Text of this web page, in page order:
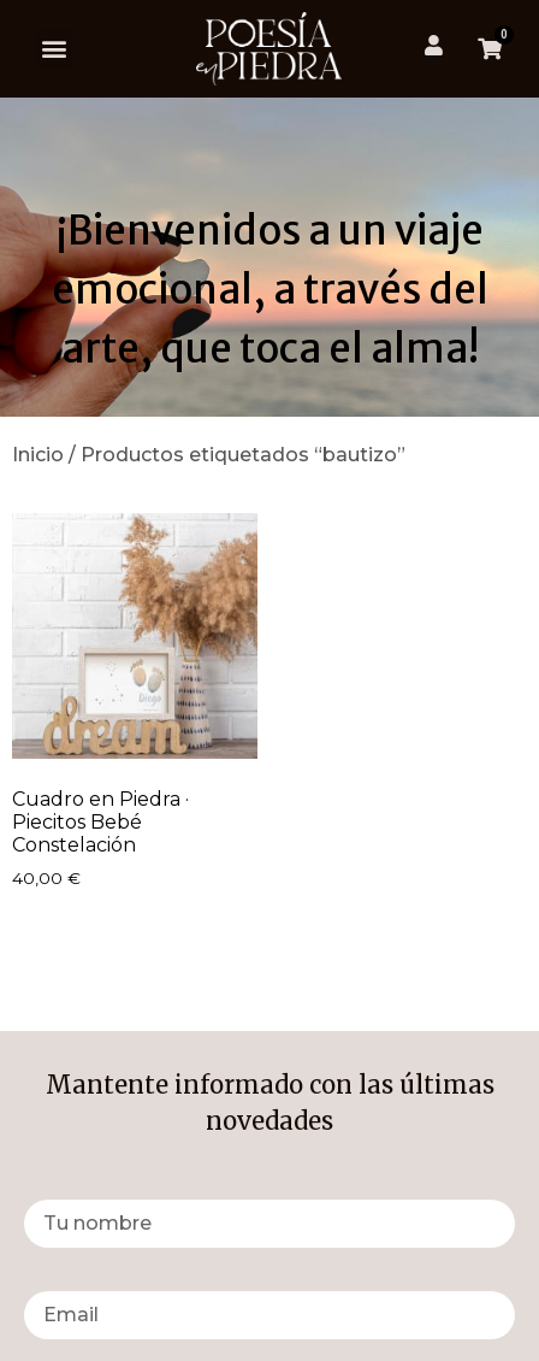
0
¡Bienvenidos a un viaje
emocional, a través del
arte, que toca el alma!
Inicio / Productos etiquetados “bautizo”
Cuadro en Piedra ·
Piecitos Bebé
Constelación
40,00 €
Mantente informado con las últimas
novedades